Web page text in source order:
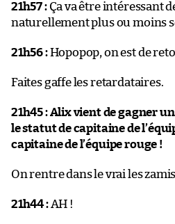
21h57 :Ça va être intéressant
naturellement plus ou moins
21h56 :Hopopop, on est de
Faites gaffe les retardataires.
21h45 :Alix vient de gagner
le statut de capitaine de
capitaine de l’équipe rouge !
On rentre dans le vrai les
21h44 :AH !